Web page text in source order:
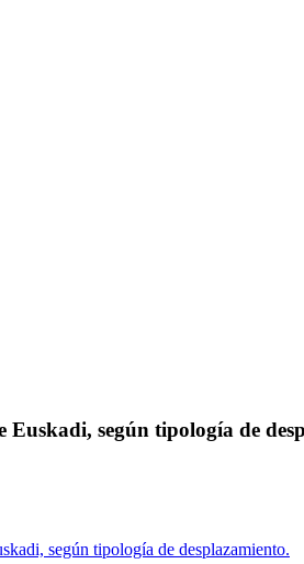
según tipología de
según tipología de desplazamiento.